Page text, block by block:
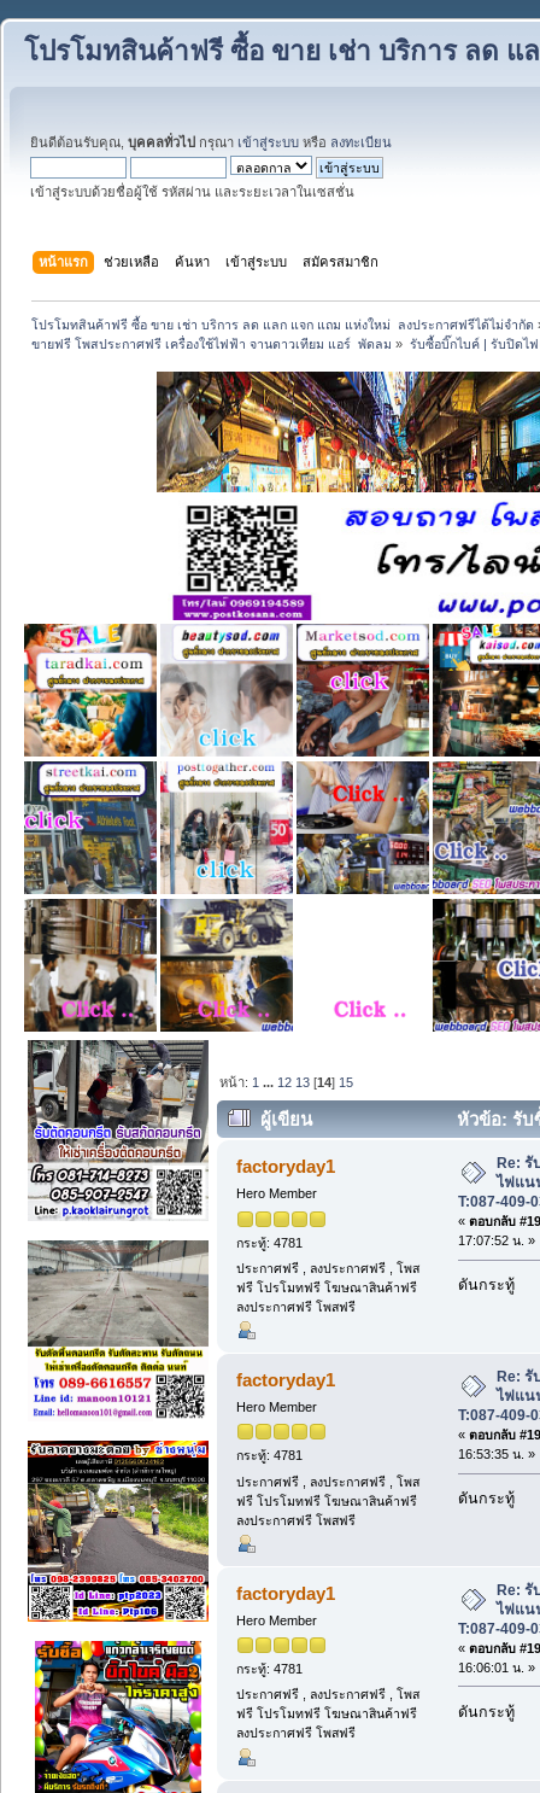
โปรโมทสินค้าฟรี ซื้อ ขาย เช่า บริการ ลด
ยินดีต้อนรับคุณ, บุคคลทั่วไป กรุณา เข้าสู่ระบบ หรือ ลงทะเบียน
เข้าสู่ระบบด้วยชื่อผู้ใช้ รหัสผ่าน และระยะเวลาในเซสชั่น
หน้าแรก ช่วยเหลือ ค้นหา เข้าสู่ระบบ สมัครสมาชิก
โปรโมทสินค้าฟรี ซื้อ ขาย เช่า บริการ ลด แลก แจก แถม แห่งใหม่  ลงประกาศฟรีได้ไม่จำกัด
ขายฟรี โพสประกาศฟรี เครื่องใช้ไฟฟ้า จานดาวเทียม แอร์  พัดลม » รับซื้อบิ๊กไบค์ | รับปิดไ
หน้า: 1 ... 12 13 [14] 15
ผู้เขียน
หัวข้อ: รั
T:087-409-0333. (อ่าน 1874 ครั้ง)
factoryday1
Hero Member
กระทู้: 4781
ประกาศฟรี , ลงประกาศฟรี , โพส
ฟรี โปรโมทฟรี โฆษณาสินค้าฟรี
ลงประกาศฟรี โพสฟรี
Re: รั
ไฟแน
T:087-409-
« ตอบกลับ
17:07:52 น. »
ดันกระทู้
factoryday1
Hero Member
กระทู้: 4781
ประกาศฟรี , ลงประกาศฟรี , โพส
ฟรี โปรโมทฟรี โฆษณาสินค้าฟรี
ลงประกาศฟรี โพสฟรี
Re: รั
ไฟแน
T:087-409-
« ตอบกลับ
16:53:35 น. »
ดันกระทู้
factoryday1
Hero Member
กระทู้: 4781
ประกาศฟรี , ลงประกาศฟรี , โพส
ฟรี โปรโมทฟรี โฆษณาสินค้าฟรี
ลงประกาศฟรี โพสฟรี
Re: รั
ไฟแน
T:087-409-
« ตอบกลับ
16:06:01 น. »
ดันกระทู้